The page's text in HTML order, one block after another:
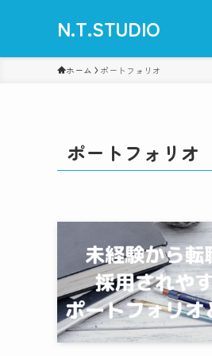
N.T.STUDIO
ホーム ポートフォリオ
ポートフォリオ